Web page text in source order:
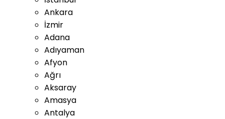
Ankara
İzmir
Adana
Adıyaman
Afyon
Ağrı
Aksaray
Amasya
Antalya